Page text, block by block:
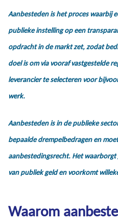
Aanbesteden is het proces waarbij
publieke instelling op een
opdracht in de markt zet, zodat
doel is om via vooraf vastgestelde
leverancier te selecteren voor
werk.
Aanbesteden is in de publieke
bepaalde drempelbedragen en
aanbestedingsrecht. Het
van publiek geld en voorkomt
Waarom